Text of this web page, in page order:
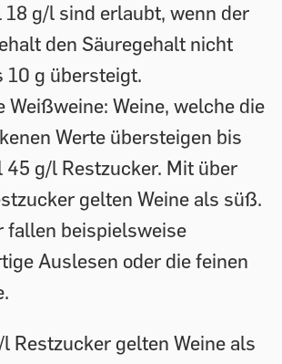
18 g/l sind erlaubt, wenn der
den Säuregehalt nicht
10 g übersteigt.
Weißweine: Weine, welche die
Werte übersteigen bis
45 g/l Restzucker. Mit über
gelten Weine als süß.
fallen beispielsweise
Auslesen oder die feinen
Restzucker gelten Weine als